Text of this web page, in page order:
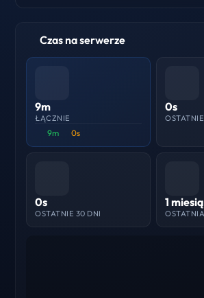
Czas na serwerze
9m
ŁĄCZNIE
9m 0s
0s
0s
OSTATNIE 30 DNI
1